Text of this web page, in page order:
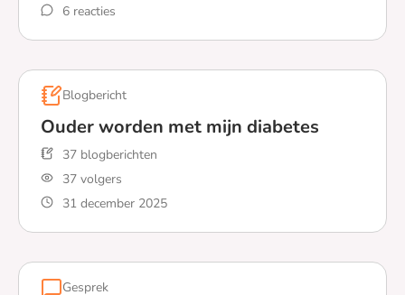
6 reacties
Lees meer over Diabetes type 2 vragenlijst
Blogbericht
Ouder worden met mijn diabetes
37 blogberichten
37 volgers
31 december 2025
Lees meer over Ouder worden met mijn diabetes
Gesprek